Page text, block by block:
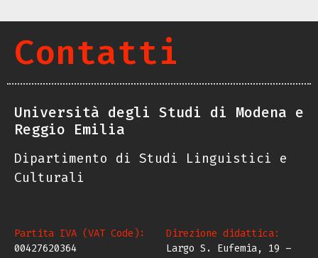
Contatti
Università degli Studi di Modena e
Reggio Emilia
Dipartimento di Studi Linguistici e
Culturali
Partita IVA (VAT Code):
00427620364
Direzione didattica:
Largo S. Eufemia, 19 –